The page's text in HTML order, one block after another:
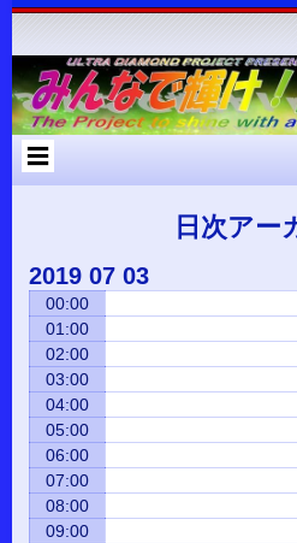
コ
ン
ツ
へ
ス
2
2
2
2
2
2
2
2
3
2
2
3
3
日次アー
2019 07 03
00:00
01:00
02:00
03:00
04:00
05:00
06:00
07:00
08:00
09:00